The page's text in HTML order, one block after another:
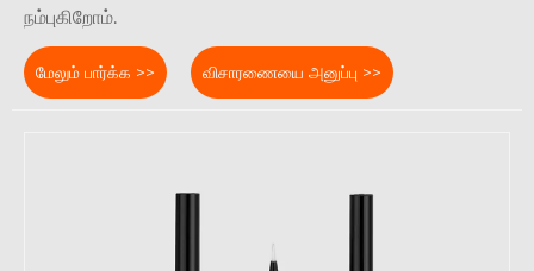
நம்புகிறோம்.
மேலும் பார்க்க >> விசாரணையை அனுப்பு >>